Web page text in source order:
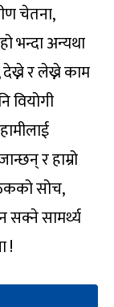
चेतना,
भन्दा अन्यथा
र लेख्ने काम
वियोगी
र हाम्रो
सोच,
सामर्थ्य
!